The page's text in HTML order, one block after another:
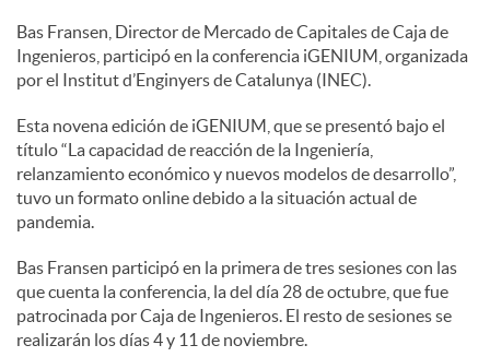
l
e
s
Bas Fransen, Director de Mercado de Capitales de Caja de
Ingenieros, participó en la conferencia iGENIUM, organizada
por el Institut d’Enginyers de Catalunya (INEC).
Esta novena edición de iGENIUM, que se presentó bajo el
título “La capacidad de reacción de la Ingeniería,
relanzamiento económico y nuevos modelos de desarrollo”,
tuvo un formato online debido a la situación actual de
pandemia.
Bas Fransen participó en la primera de tres sesiones con las
que cuenta la conferencia, la del día 28 de octubre, que fue
patrocinada por Caja de Ingenieros. El resto de sesiones se
realizarán los días 4 y 11 de noviembre.